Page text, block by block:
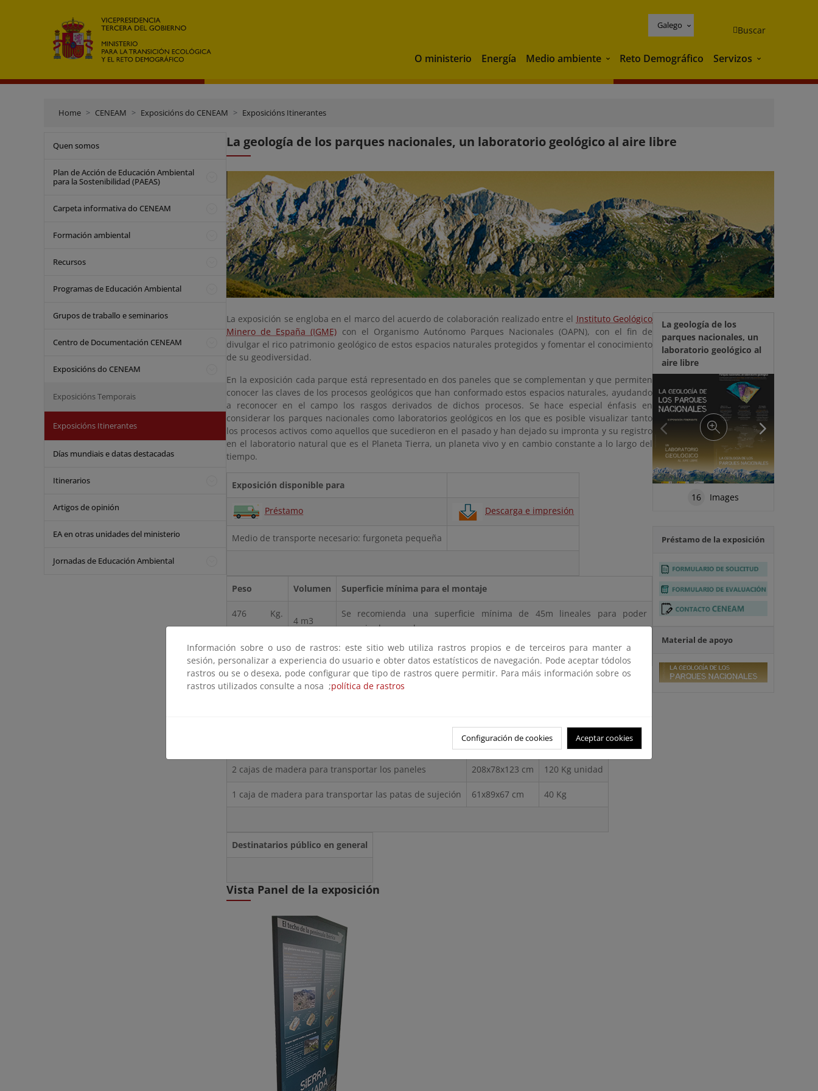
Galego Buscar
O ministerio Energía Medio ambiente Medio ambiente
Reto Demográfico Servizos Servizos
Home CENEAM Exposicións do CENEAM Exposicións Itinerantes
Quen somos
Plan de Acción de Educación Ambiental
para la Sostenibilidad (PAEAS)
Carpeta informativa do CENEAM
Formación ambiental
Recursos
Programas de Educación Ambiental
Grupos de traballo e seminarios
Centro de Documentación CENEAM
Exposicións do CENEAM
Exposicións Temporais
Exposicións Itinerantes
Días mundiais e datas destacadas
Itinerarios
Artigos de opinión
EA en otras unidades del ministerio
Jornadas de Educación Ambiental
La geología de los parques nacionales, un laboratorio geológico al aire libre
La exposición se engloba en el marco del acuerdo de colaboración realizado entre el Instituto Geológico
Minero de España (IGME) con el Organismo Autónomo Parques Nacionales (OAPN), con el fin de
divulgar el rico patrimonio geológico de estos espacios naturales protegidos y fomentar el conocimiento
de su geodiversidad.
En la exposición cada parque está representado en dos paneles que se complementan y que permiten
conocer las claves de los procesos geológicos que han conformado estos espacios naturales, ayudando
a reconocer en el campo los rasgos derivados de dichos procesos. Se hace especial énfasis en
considerar los parques nacionales como laboratorios geológicos en los que es posible visualizar tanto
los procesos activos como aquellos que sucedieron en el pasado y han dejado su impronta y su registro
en el laboratorio natural que es el Planeta Tierra, un planeta vivo y en cambio constante a lo largo del
tiempo.
Exposición disponible para
Préstamo Descarga e impresión
Medio de transporte necesario: furgoneta pequeña
Peso Volumen Superficie mínima para el montaje
476 Kg.
aprox
4 m3
Se recomienda una superficie mínima de 45m lineales para poder
espaciar los paneles
Elementos Dimensiones Peso
100 Kg
2 cajas de madera para transportar los paneles 208x78x123 cm 120 Kg unidad
1 caja de madera para transportar las patas de sujeción 61x89x67 cm 40 Kg
Destinatarios público en general
Vista Panel de la exposición
La geología de los
parques nacionales, un
laboratorio geológico al
aire libre
16 Images
Préstamo de la exposición
Material de apoyo
Información sobre o uso de rastros: este sitio web utiliza rastros propios e de terceiros para manter a
sesión, personalizar a experiencia do usuario e obter datos estatísticos de navegación. Pode aceptar tódolos
rastros ou se o desexa, pode configurar que tipo de rastros quere permitir. Para máis información sobre os
rastros utilizados consulte a nosa ;política de rastros
Configuración de cookies Aceptar cookies